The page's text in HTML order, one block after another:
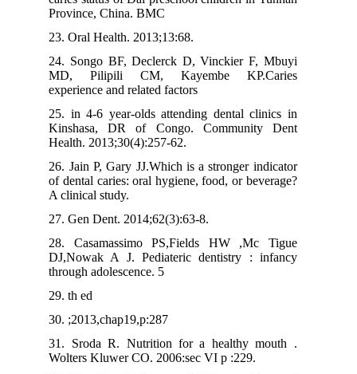
Province, China. BMC
23. Oral Health. 2013;13:68.
24. Songo BF, Declerck D, Vinckier F, Mbuyi
MD, Pilipili CM, Kayembe KP.Caries
experience and related factors
25. in 4-6 year-olds attending dental clinics in
Kinshasa, DR of Congo. Community Dent
Health. 2013;30(4):257-62.
26. Jain P, Gary JJ.Which is a stronger indicator
of dental caries: oral hygiene, food, or beverage?
A clinical study.
27. Gen Dent. 2014;62(3):63-8.
28. Casamassimo PS,Fields HW ,Mc Tigue
DJ,Nowak A J. Pediateric dentistry : infancy
through adolescence. 5
29. th ed
30. ;2013,chap19,p:287
31. Sroda R. Nutrition for a healthy mouth .
Wolters Kluwer CO. 2006:sec VI p :229.